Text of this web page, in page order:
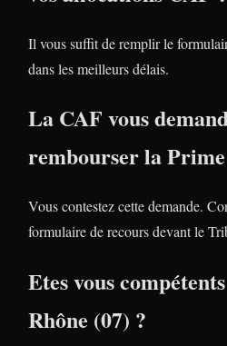
Il vous suffit de remplir le
dans les meilleurs délais.
La CAF vous
rembourser la
Vous contestez cette demande.
formulaire de recours devant le
Etes vous
Rhône (07) ?